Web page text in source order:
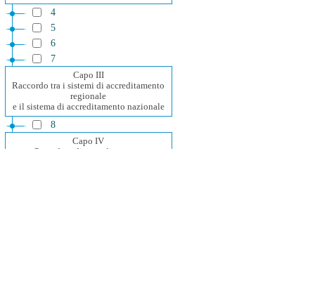
4
5
6
7
Capo III
Raccordo tra i sistemi di accreditamento
regionale
e il sistema di accreditamento nazionale
8
Capo IV
Procedura di accreditamento